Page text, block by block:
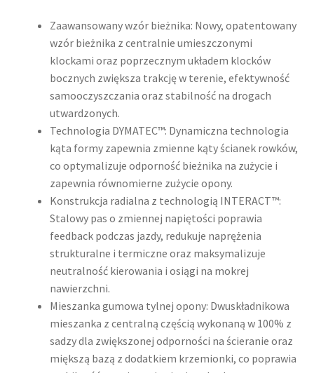
Zaawansowany wzór bieżnika: Nowy, opatentowany
wzór bieżnika z centralnie umieszczonymi
klockami oraz poprzecznym układem klocków
bocznych zwiększa trakcję w terenie, efektywność
samooczyszczania oraz stabilność na drogach
utwardzonych.
Technologia DYMATEC™: Dynamiczna technologia
kąta formy zapewnia zmienne kąty ścianek rowków,
co optymalizuje odporność bieżnika na zużycie i
zapewnia równomierne zużycie opony.
Konstrukcja radialna z technologią INTERACT™:
Stalowy pas o zmiennej napiętości poprawia
feedback podczas jazdy, redukuje naprężenia
strukturalne i termiczne oraz maksymalizuje
neutralność kierowania i osiągi na mokrej
nawierzchni.
Mieszanka gumowa tylnej opony: Dwuskładnikowa
mieszanka z centralną częścią wykonaną w 100% z
sadzy dla zwiększonej odporności na ścieranie oraz
miększą bazą z dodatkiem krzemionki, co poprawia